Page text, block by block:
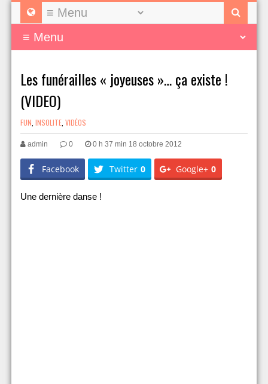
Les funérailles « joyeuses »… ça existe !
(VIDEO)
FUN INSOLITE VIDÉOS
admin 0 0 h 37 min 18 octobre 2012
Facebook Twitter 0 Google+ 0
Une dernière danse !